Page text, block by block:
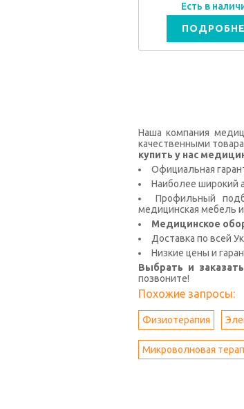
Есть в
Наша компания
качественными
купить у нас
Официальная
Наиболее широкий
Профильный
медицинская мебель
Медицинское
Доставка по всей
Низкие цены и
Выбрать и
позвоните!
Похожие запросы:
Физиотерапия
Микроволновая